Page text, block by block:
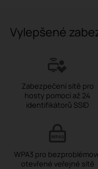
Vylepšené
Zabezpečení sítě pro
hosty pomocí až 24
identifikátorů SSID
WPA3 pro
otevřené veřejné sítě